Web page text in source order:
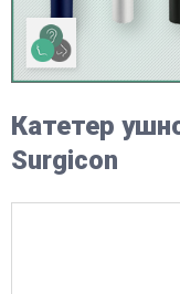
Катетер
Surgicon